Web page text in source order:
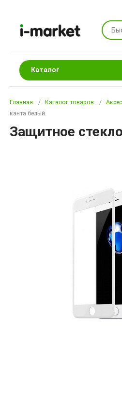
Каталог
Главная Каталог товаров
канта белый.
Защитное